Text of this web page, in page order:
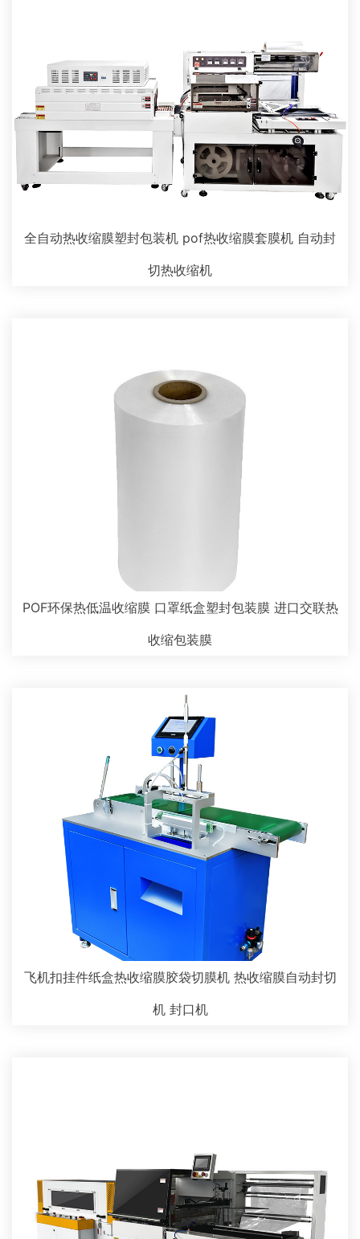
全自动热收缩膜塑封包装机 pof热收缩膜套膜机 自动封
切热收缩机
POF环保热低温收缩膜 口罩纸盒塑封包装膜 进口交联热
收缩包装膜
飞机扣挂件纸盒热收缩膜胶袋切膜机 热收缩膜自动封切
机 封口机